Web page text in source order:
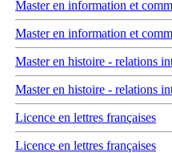
Master en information et
Master en information et
Master en histoire - relations
Master en histoire - relations
Licence en lettres françaises
Licence en lettres françaises